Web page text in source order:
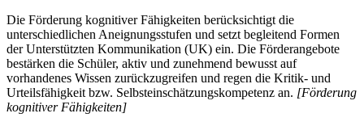
Die Förderung kognitiver Fähigkeiten berücksichtigt die
unterschiedlichen Aneignungsstufen und setzt begleitend Formen
der Unterstützten Kommunikation (UK) ein. Die Förderangebote
bestärken die Schüler, aktiv und zunehmend bewusst auf
vorhandenes Wissen zurückzugreifen und regen die Kritik- und
Urteilsfähigkeit bzw. Selbsteinschätzungskompetenz an. [Förderung
kognitiver Fähigkeiten]